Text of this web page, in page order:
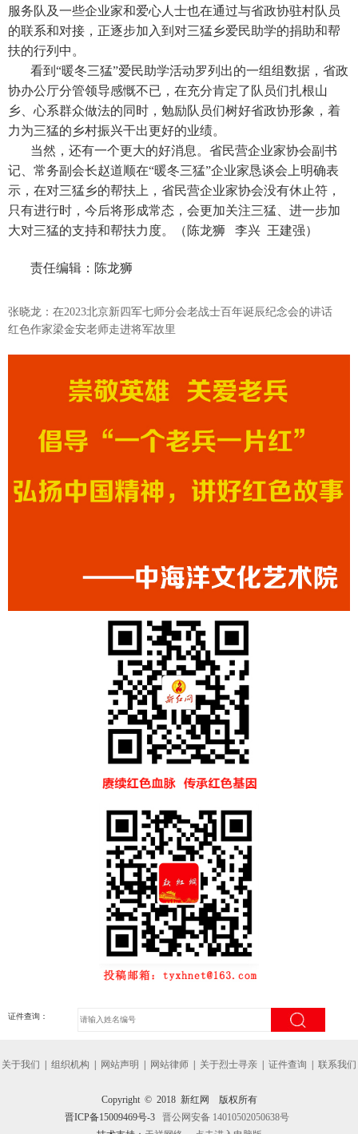
服务队及一些企业家和爱心人士也在通过与省政协驻村队员
的联系和对接，正逐步加入到对三猛乡爱民助学的捐助和帮
扶的行列中。
看到“暖冬三猛”爱民助学活动罗列出的一组组数据，省政
协办公厅分管领导感慨不已，在充分肯定了队员们扎根山
乡、心系群众做法的同时，勉励队员们树好省政协形象，着
力为三猛的乡村振兴干出更好的业绩。
当然，还有一个更大的好消息。省民营企业家协会副书
记、常务副会长赵道顺在“暖冬三猛”企业家恳谈会上明确表
示，在对三猛乡的帮扶上，省民营企业家协会没有休止符，
只有进行时，今后将形成常态，会更加关注三猛、进一步加
大对三猛的支持和帮扶力度。
（陈龙狮 李兴 王建强）
责任编辑：陈龙狮
张晓龙：在2023北京新四军七师分会老战士百年诞辰纪念会的讲话
红色作家梁金安老师走进将军故里
证件查询：
关于我们 | 组织机构 | 网站声明 | 网站律师 | 关于烈士寻亲 | 证件查询 | 联系我们
Copyright © 2018 新红网 版权所有
晋ICP备15009469号-3 晋公网安备 14010502050638号